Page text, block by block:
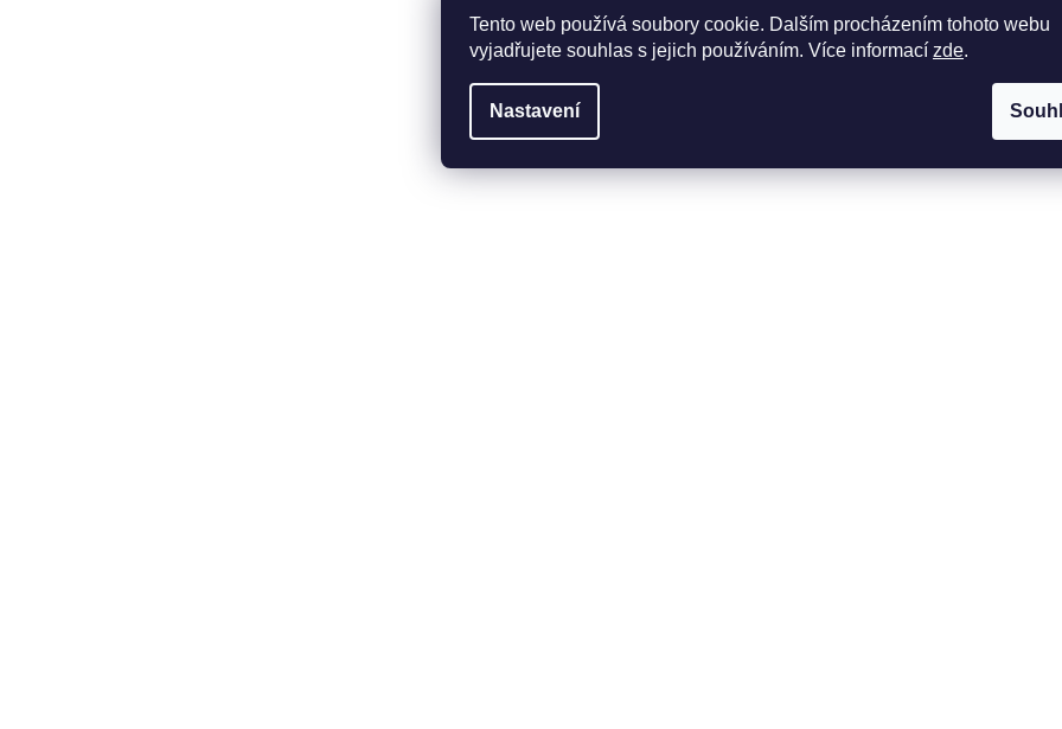
Tento web používá soubory cookie. Dalším procházením tohoto webu
vyjadřujete souhlas s jejich používáním. Více informací zde.
Nastavení